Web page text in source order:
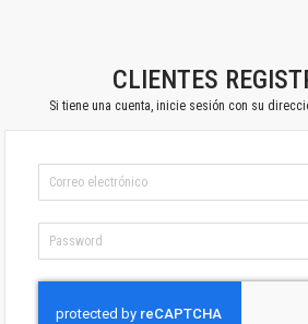
CLIENTES
Si tiene una cuenta, inicie sesión con su